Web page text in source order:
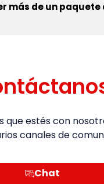
más de un paquete
que estés con
canales de
Chat